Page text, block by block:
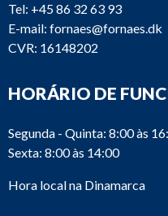
Tel: +45 86 32 63 93
E-mail: fornaes@fornaes.dk
CVR: 16148202
HORÁRIO DE
Segunda - Quinta: 8:00 às
Sexta: 8:00 às 14:00
Hora local na Dinamarca